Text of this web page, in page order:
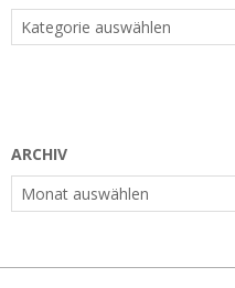
Kategorien
ARCHIV
Archiv